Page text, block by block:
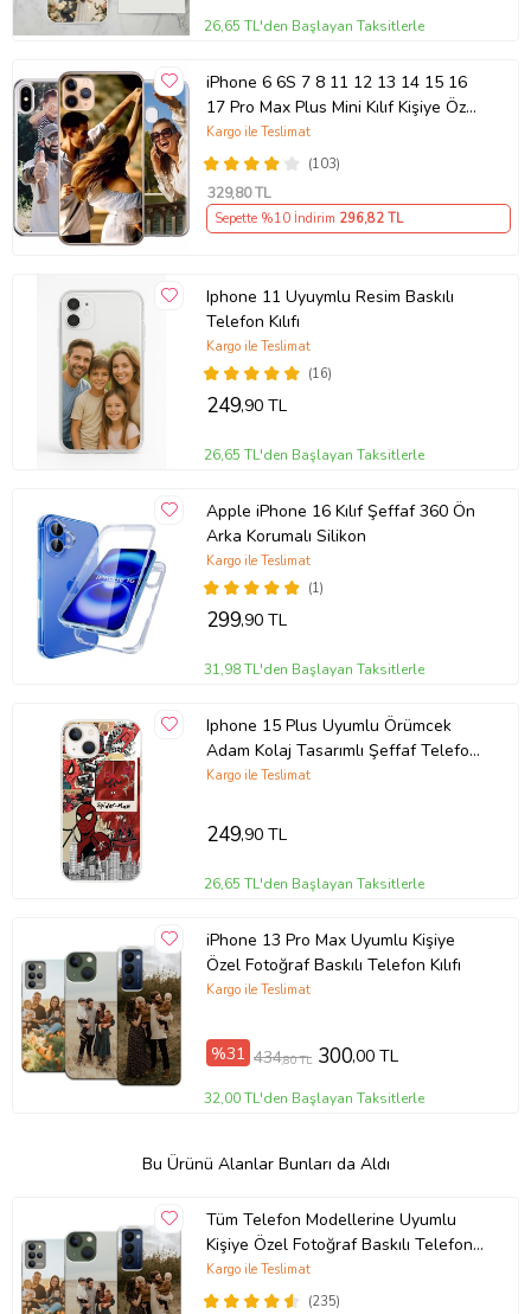
26,65 TL'den Başlayan Taksitlerle
iPhone 6 6S 7 8 11 12 13 14 15 16
17 Pro Max Plus Mini Kılıf Kişiye Özel
Resimli Fotoğraflı Silikon
(103)
Kargo ile Teslimat
329,80 TL
Sepette %10 İndirim 296,82 TL
Iphone 11 Uyuymlu Resim Baskılı
Telefon Kılıfı
(16)
Kargo ile Teslimat
249,90 TL
26,65 TL'den Başlayan Taksitlerle
Apple iPhone 16 Kılıf Şeffaf 360 Ön
Arka Korumalı Silikon
(1)
Kargo ile Teslimat
299,90 TL
31,98 TL'den Başlayan Taksitlerle
Iphone 15 Plus Uyumlu Örümcek
Adam Kolaj Tasarımlı Şeffaf Telefon
Kılıfı
Kargo ile Teslimat
249,90 TL
26,65 TL'den Başlayan Taksitlerle
iPhone 13 Pro Max Uyumlu Kişiye
Özel Fotoğraf Baskılı Telefon Kılıfı
Kargo ile Teslimat
%31 434,80 TL 300,00 TL
32,00 TL'den Başlayan Taksitlerle
Bu Ürünü Alanlar Bunları da Aldı
Tüm Telefon Modellerine Uyumlu
Kişiye Özel Fotoğraf Baskılı Telefon
Kılıfı
(235)
Kargo ile Teslimat